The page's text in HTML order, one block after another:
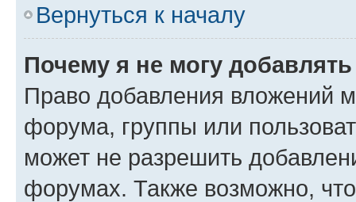
Вернуться к началу
Почему я не могу
Право добавления вложений
форума, группы или
может не разрешить
форумах. Также возможно,